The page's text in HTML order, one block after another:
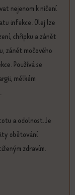
nejenom k ničení
infekce. Olej lze
chřipku a zánět
zánět močového
Používá se
mělkém
a odolnost. Je
obětování
zdravím.